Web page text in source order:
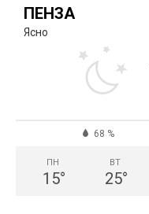
ПЕНЗА
Ясно
68 %
ПН
15°
ВТ
25°